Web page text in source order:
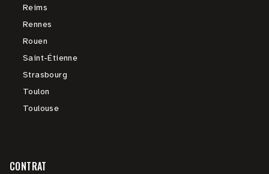
Reims
Rennes
Rouen
Saint-Étienne
Strasbourg
Toulon
Toulouse
CONTRAT